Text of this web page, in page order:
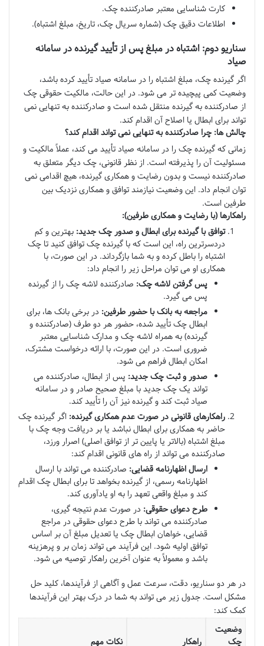
کارت شناسایی معتبر صادرکننده چک.
اطلاعات دقیق چک (شماره سریال چک، تاریخ، مبلغ اشتباه).
سناریو دوم: اشتباه در مبلغ پس از تأیید گیرنده در سامانه
صیاد
اگر گیرنده چک، مبلغ اشتباه را در سامانه صیاد تأیید کرده باشد،
وضعیت کمی پیچیده تر می شود. در این حالت، مالکیت حقوقی چک
از صادرکننده به گیرنده منتقل شده است و صادرکننده به تنهایی نمی
تواند برای ابطال یا اصلاح آن اقدام کند.
چالش ها: چرا صادرکننده به تنهایی نمی تواند اقدام کند؟
زمانی که گیرنده چک را در سامانه صیاد تأیید می کند، عملاً مالکیت و
مسئولیت آن را پذیرفته است. از نظر قانونی، چک دیگر متعلق به
صادرکننده نیست و بدون رضایت و همکاری گیرنده، هیچ اقدامی نمی
توان انجام داد. این وضعیت نیازمند توافق و همکاری نزدیک بین
طرفین است.
راهکارها (با رضایت و همکاری طرفین):
توافق با گیرنده برای ابطال و صدور چک جدید: بهترین و کم
دردسرترین راه، این است که با گیرنده چک توافق کنید تا چک
اشتباه را باطل کرده و به شما بازگرداند. در این صورت، با
همکاری او می توان مراحل زیر را انجام داد:
پس گرفتن لاشه چک: صادرکننده لاشه چک را از گیرنده
پس می گیرد.
مراجعه به بانک با حضور طرفین: در برخی بانک ها، برای
ابطال چک تأیید شده، حضور هر دو طرف (صادرکننده و
گیرنده) به همراه لاشه چک و مدارک شناسایی معتبر
ضروری است. در این صورت، با ارائه درخواست مشترک،
امکان ابطال فراهم می شود.
صدور و ثبت چک جدید: پس از ابطال، صادرکننده می
تواند یک چک جدید با مبلغ صحیح صادر و در سامانه
صیاد ثبت کند و گیرنده نیز آن را تأیید کند.
راهکارهای قانونی در صورت عدم همکاری گیرنده: اگر گیرنده چک
حاضر به همکاری برای ابطال نباشد یا بر دریافت وجه چک با
مبلغ اشتباه (بالاتر یا پایین تر از توافق اصلی) اصرار ورزد،
صادرکننده می تواند از راه های قانونی اقدام کند:
ارسال اظهارنامه قضایی: صادرکننده می تواند با ارسال
اظهارنامه رسمی، از گیرنده بخواهد تا برای ابطال چک اقدام
کند و مبلغ واقعی تعهد را به او یادآوری کند.
طرح دعوای حقوقی: در صورت عدم نتیجه گیری،
صادرکننده می تواند با طرح دعوای حقوقی در مراجع
قضایی، خواهان ابطال چک یا تعدیل مبلغ آن بر اساس
توافق اولیه شود. این فرآیند می تواند زمان بر و پرهزینه
باشد و معمولاً به عنوان آخرین راهکار توصیه می شود.
در هر دو سناریو، دقت، سرعت عمل و آگاهی از فرآیندها، کلید حل
مشکل است. جدول زیر می تواند به شما در درک بهتر این فرآیندها
کمک کند:
وضعیت
چک
راهکار نکات مهم